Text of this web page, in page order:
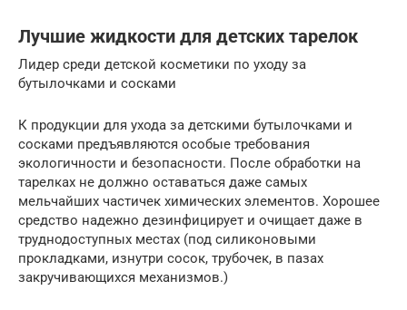
Лучшие жидкости для детских тарелок
Лидер среди детской косметики по уходу за
бутылочками и сосками
К продукции для ухода за детскими бутылочками и
сосками предъявляются особые требования
экологичности и безопасности. После обработки на
тарелках не должно оставаться даже самых
мельчайших частичек химических элементов. Хорошее
средство надежно дезинфицирует и очищает даже в
труднодоступных местах (под силиконовыми
прокладками, изнутри сосок, трубочек, в пазах
закручивающихся механизмов.)